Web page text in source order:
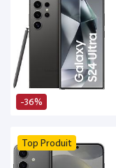
-36%
Top Produit